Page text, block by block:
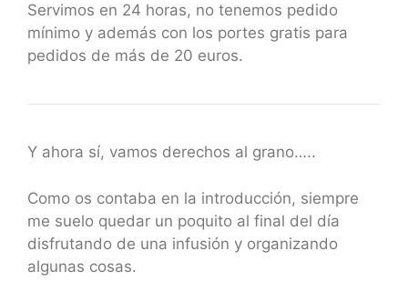
Servimos en 24 horas, no tenemos pedido
mínimo y además con los portes gratis para
pedidos de más de 20 euros.
Y ahora sí, vamos derechos al grano…..
Como os contaba en la introducción, siempre
me suelo quedar un poquito al final del día
disfrutando de una infusión y organizando
algunas cosas.